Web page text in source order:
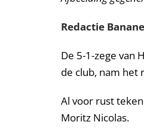
Redactie
De 5-1-zege van
de club, nam het
Al voor rust
Moritz Nicolas.